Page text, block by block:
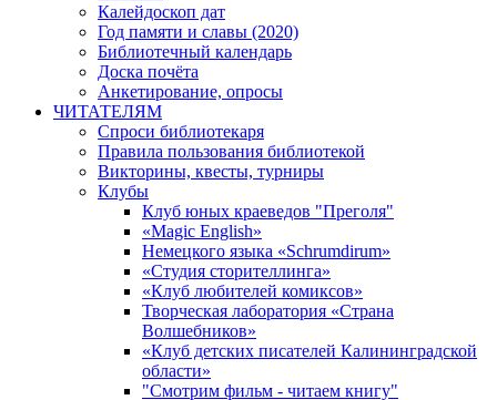
Калейдоскоп дат
Год памяти и славы (2020)
Библиотечный календарь
Доска почёта
Анкетирование, опросы
ЧИТАТЕЛЯМ
Спроси библиотекаря
Правила пользования библиотекой
Викторины, квесты, турниры
Клубы
Клуб юных краеведов "Преголя"
«Magic English»
Немецкого языка «Schrumdirum»
«Студия сторителлинга»
«Клуб любителей комиксов»
Творческая лаборатория «Страна
Волшебников»
«Клуб детских писателей Калининградской
области»
"Смотрим фильм - читаем книгу"